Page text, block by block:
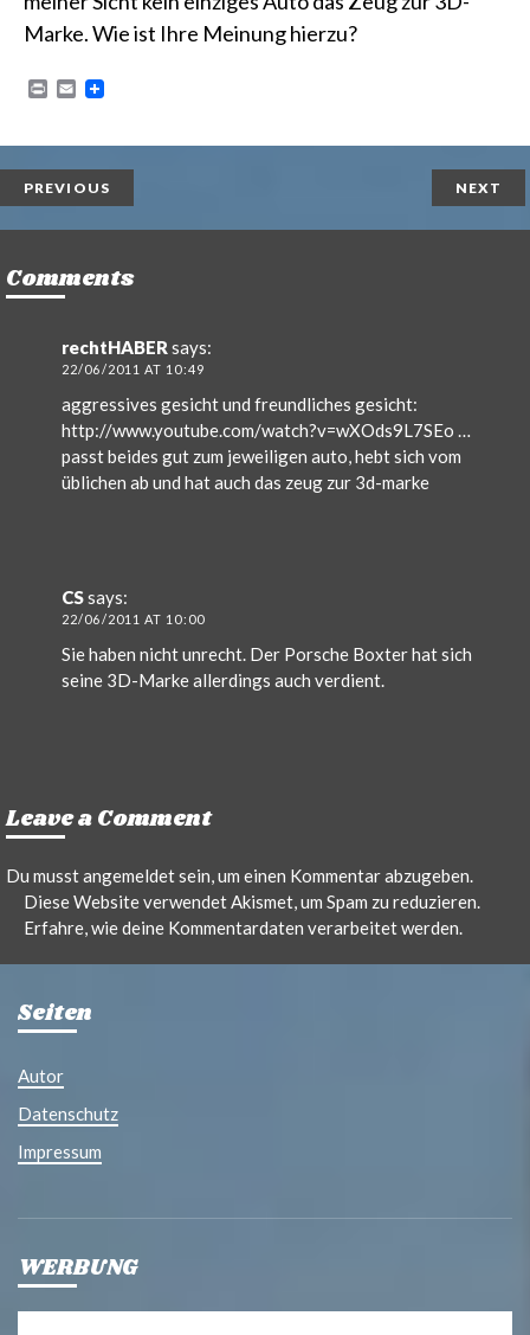
Marke. Wie ist Ihre Meinung hierzu?
P
n
t
E
i
l
PREVIOUS NEXT
Comments
rechtHABER says:
22/06/2011 AT 10:49
aggressives gesicht und freundliches gesicht:
http://www.youtube.com/watch?v=wXOds9L7SEo …
passt beides gut zum jeweiligen auto, hebt sich vom
üblichen ab und hat auch das zeug zur 3d-marke
CSsays:
22/06/2011 AT 10:00
Sie haben nicht unrecht. Der Porsche Boxter hat sich
seine 3D-Marke allerdings auch verdient.
Leave a Comment
Du musstangemeldetsein, um einen Kommentar abzugeben.
Diese Website verwendet Akismet, um Spam zu reduzieren.
Erfahre, wie deine Kommentardaten verarbeitet werden.
Seiten
Autor
Datenschutz
Impressum
WERBUNG